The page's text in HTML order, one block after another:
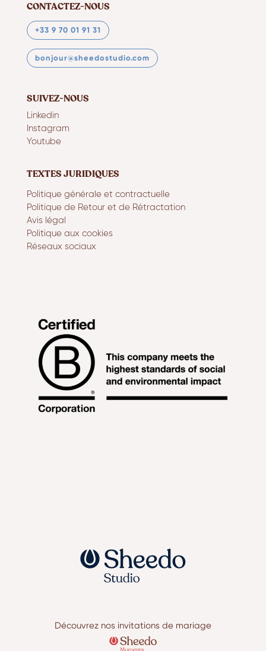
CONTACTEZ-NOUS
+33 9 70 01 91 31
bonjour@sheedostudio.com
SUIVEZ-NOUS
Linkedin
Instagram
Youtube
TEXTES JURIDIQUES
Politique générale et contractuelle
Politique de Retour et de Rétractation
Avis légal
Politique aux cookies
Réseaux sociaux
Découvrez nos invitations de mariage